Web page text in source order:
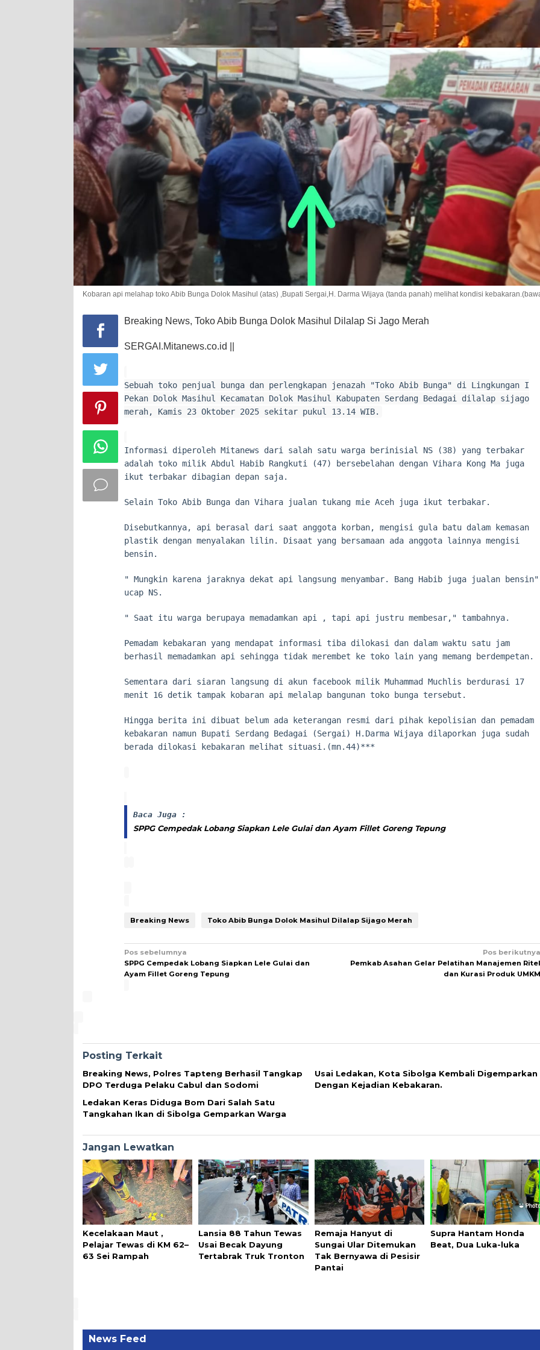
Kobaran api melahap toko Abib Bunga Dolok Masihul (atas) ,Bupati Sergai,H. Darma Wijaya (tanda panah) melihat kondisi
Breaking News, Toko Abib Bunga Dolok Masihul Dilalap Si Jago Merah
SERGAI.Mitanews.co.id ||
Sebuah toko penjual bunga dan perlengkapan jenazah "Toko Abib Bunga" di Lingkungan I
Pekan Dolok Masihul Kecamatan Dolok Masihul Kabupaten Serdang Bedagai dilalap sijago
merah, Kamis 23 Oktober 2025 sekitar pukul 13.14 WIB.
Informasi diperoleh Mitanews dari salah satu warga berinisial NS (38) yang terbakar
adalah toko milik Abdul Habib Rangkuti (47) bersebelahan dengan Vihara Kong Ma juga
ikut terbakar dibagian depan saja.
Selain Toko Abib Bunga dan Vihara jualan tukang mie Aceh juga ikut terbakar.
Disebutkannya, api berasal dari saat anggota korban, mengisi gula batu dalam kemasan
plastik dengan menyalakan lilin. Disaat yang bersamaan ada anggota lainnya mengisi
bensin.
" Mungkin karena jaraknya dekat api langsung menyambar. Bang Habib juga jualan bensin"
ucap NS.
" Saat itu warga berupaya memadamkan api , tapi api justru membesar," tambahnya.
Pemadam kebakaran yang mendapat informasi tiba dilokasi dan dalam waktu satu jam
berhasil memadamkan api sehingga tidak merembet ke toko lain yang memang berdempetan.
Sementara dari siaran langsung di akun facebook milik Muhammad Muchlis berdurasi 17
menit 16 detik tampak kobaran api melalap bangunan toko bunga tersebut.
Hingga berita ini dibuat belum ada keterangan resmi dari pihak kepolisian dan pemadam
kebakaran namun Bupati Serdang Bedagai (Sergai) H.Darma Wijaya dilaporkan juga sudah
berada dilokasi kebakaran melihat situasi.(mn.44)***
Baca Juga :
SPPG Cempedak Lobang Siapkan Lele Gulai dan Ayam Fillet Goreng Tepung
Breaking News Toko Abib Bunga Dolok Masihul Dilalap Sijago Merah
Navigasi
pos
Pos sebelumnya
SPPG Cempedak Lobang Siapkan Lele Gulai dan
Ayam Fillet Goreng Tepung
Pos berikutnya
Pemkab Asahan Gelar Pelatihan Manajemen Ritel
dan Kurasi Produk UMKM
Posting Terkait
Breaking News, Polres Tapteng Berhasil Tangkap
DPO Terduga Pelaku Cabul dan Sodomi
Usai Ledakan, Kota Sibolga Kembali Digemparkan
Dengan Kejadian Kebakaran.
Ledakan Keras Diduga Bom Dari Salah Satu
Tangkahan Ikan di Sibolga Gemparkan Warga
Jangan Lewatkan
Kecelakaan Maut ,
Pelajar Tewas di KM 62–
63 Sei Rampah
Lansia 88 Tahun Tewas
Usai Becak Dayung
Tertabrak Truk Tronton
Remaja Hanyut di
Sungai Ular Ditemukan
Tak Bernyawa di Pesisir
Pantai
Supra Hantam Honda
Beat, Dua Luka-luka
News Feed